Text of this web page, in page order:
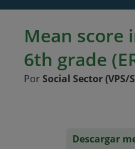
Mean score
6th grade
Por Social Sector (VPS/
Descargar